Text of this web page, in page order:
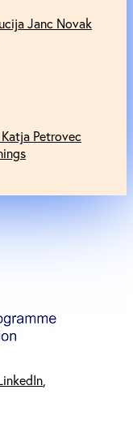
Janc Novak
Petrovec